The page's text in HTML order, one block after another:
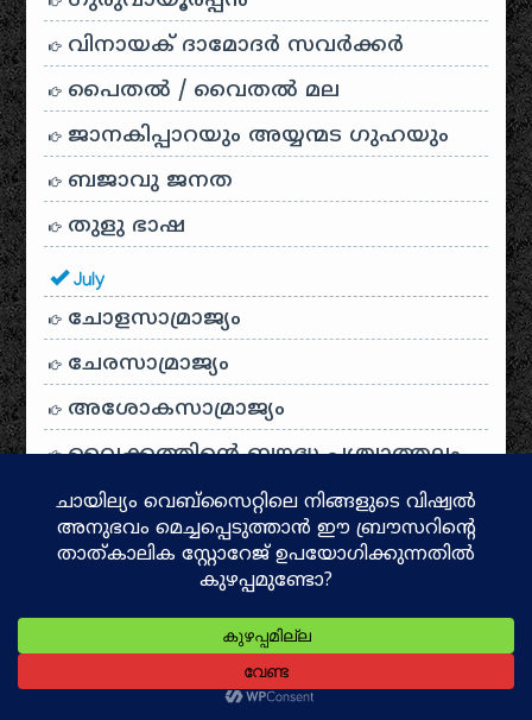
വിനായക് ദാമോദർ സവർക്കർ
പൈതൽ / വൈതൽ മല
ജാനകിപ്പാറയും അയ്യന്മട ഗുഹയും
ബജാവു ജനത
തുളു ഭാഷ
July
ചോളസാമ്രാജ്യം
ചേരസാമ്രാജ്യം
അശോകസാമ്രാജ്യം
വൈക്കത്തിന്റെ ബൗദ്ധ പശ്ചാത്തലം
ദളവാകുളം കൂട്ടക്കൊല
ബ്രാഹ്മണ കുടിയേറ്റം
കേരളോൽപ്പത്തിയും പരശുരാമ
മിത്തും
ശിവകല പുരാവസ്തു ശേഖരം
കമ്മ്യൂണിസവും സോഷ്യലിസവും